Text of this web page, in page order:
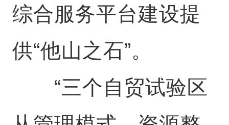
综合服务平台建设提
供“他山之石”。
“三个自贸试验区